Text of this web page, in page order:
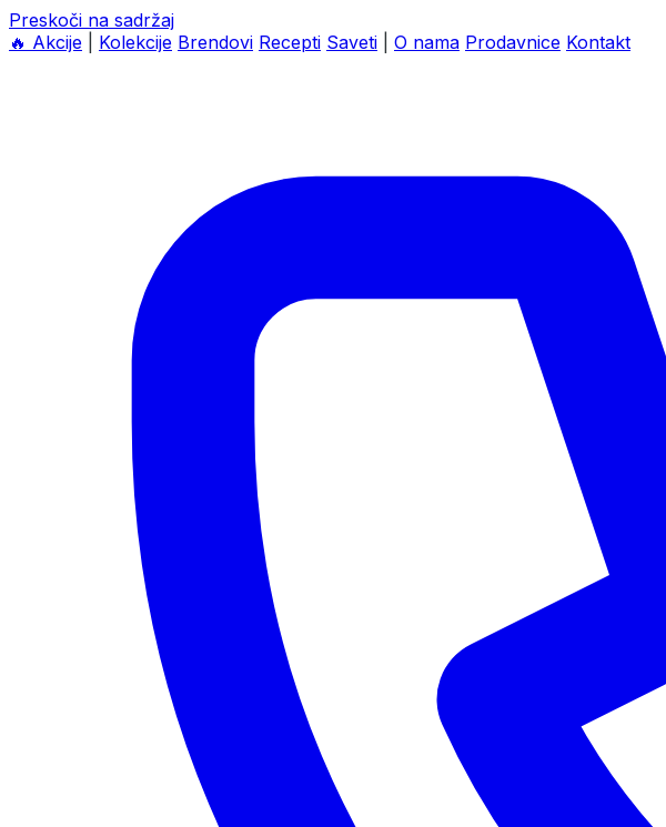
Preskoči na sadržaj
🔥 Akcije Kolekcije Brendovi Recepti Saveti O nama Prodavnice Kontakt